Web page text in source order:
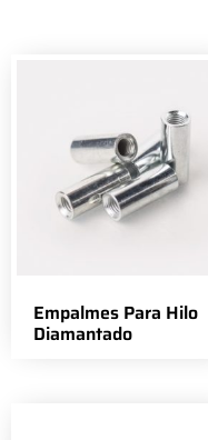
Empalmes Para Hilo
Diamantado